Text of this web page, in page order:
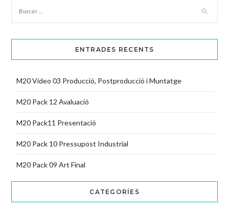
ENTRADES RECENTS
M20 Vídeo 03 Producció, Postproducció i Muntatge
M20 Pack 12 Avaluació
M20 Pack11 Presentació
M20 Pack 10 Pressupost Industrial
M20 Pack 09 Art Final
CATEGORÍES